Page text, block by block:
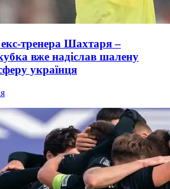
екс-тренера Шахтаря –
вже надіслав шалену
українця